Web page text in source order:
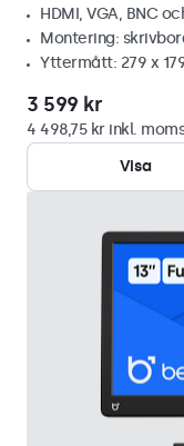
HDMI, VGA, BNC
Montering:
Yttermått: 279 x
3 599 kr
4 498,75 kr inkl. moms
Visa